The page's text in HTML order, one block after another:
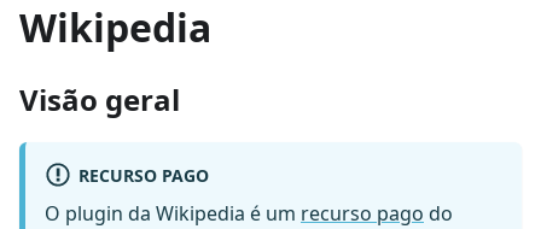
Wikipedia
Visão geral
RECURSO PAGO
O plugin da Wikipedia é um recurso pago do